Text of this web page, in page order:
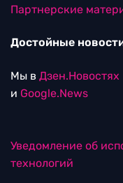
Партнерские
Достойные
Мы в Дзен.Новостях
и Google.News
Уведомление об
технологий